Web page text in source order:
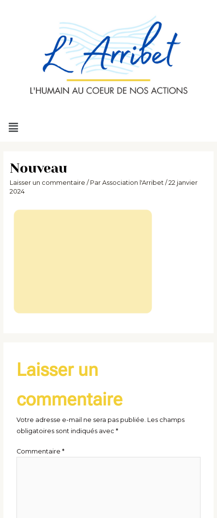
Menu
Nouveau
Laisser un commentaire / Par Association l'Arribet / 22 janvier
2024
Laisser un
commentaire
Votre adresse e-mail ne sera pas publiée. Les champs
obligatoires sont indiqués avec*
Commentaire*